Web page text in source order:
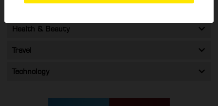
Health & Beauty
Travel
Technology